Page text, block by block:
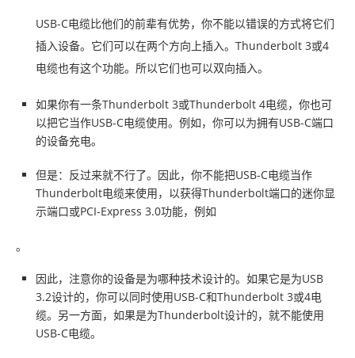
USB-C电缆比他们的前辈有优势，你不能以错误的方式将它们
插入设备。它们可以在两个方向上插入。Thunderbolt 3或4
电缆也有这个功能。所以它们也可以双向插入。
如果你有一条Thunderbolt 3或Thunderbolt 4电缆，你也可
以把它当作USB-C电缆使用。例如，你可以为拥有USB-C端口
的设备充电。
但是：反过来就不行了。因此，你不能把USB-C电缆当作
Thunderbolt电缆来使用，以获得Thunderbolt端口的迷你显
示端口或PCI-Express 3.0功能，例如
。
因此，注意你的设备是为哪种技术设计的。如果它是为USB
3.2设计的，你可以同时使用USB-C和Thunderbolt 3或4电
缆。另一方面，如果是为Thunderbolt设计的，就不能使用
USB-C电缆。